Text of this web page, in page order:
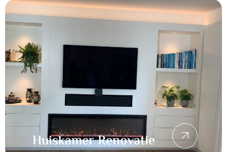
Huiskamer Renovatie